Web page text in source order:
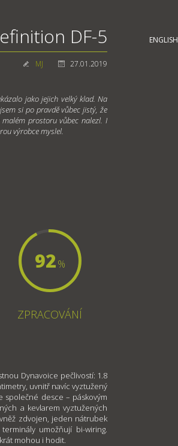
DF-5
MJ 27.01.2019
jako jejich velký klad. Na
si po pravdě vůbec jistý, že
prostoru vůbec nalezl. I
výrobce myslel.
92%
ZPRACOVÁNÍ
Dynavoice pečlivostí: 1.8
uvnitř navíc vyztužený
společné desce – páskovým
a kevlarem vyztužených
zdvojen, jeden nátrubek
umožňují bi-wiring.
mohou i hodit.
ENGLISH